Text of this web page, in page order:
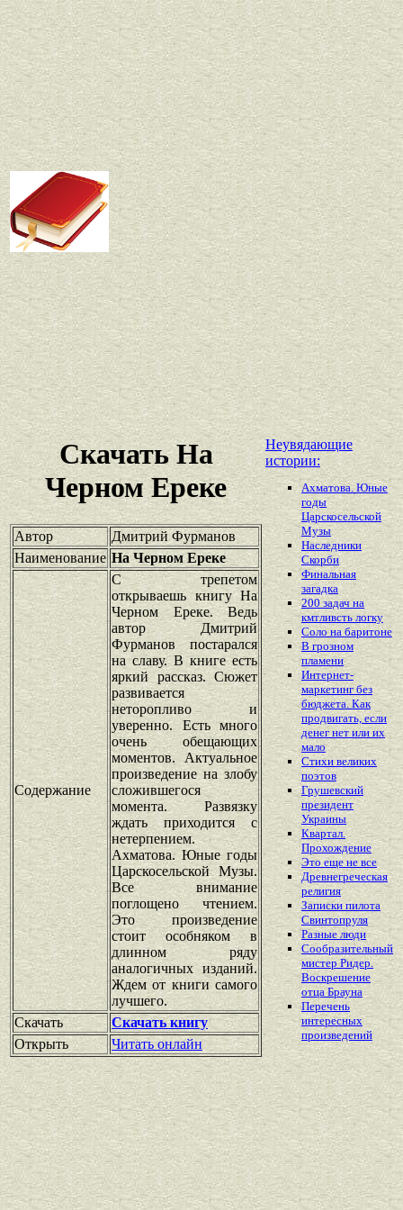
Скачать На
Черном Ереке
Автор
Дмитрий Фурманов
Наименование На Черном Ереке
Содержание
С трепетом
открываешь книгу На
Черном Ереке. Ведь
автор Дмитрий
Фурманов постарался
на славу. В книге есть
яркий рассказ. Сюжет
развивается
неторопливо и
уверенно. Есть много
очень обещающих
моментов. Актуальное
произведение на злобу
сложившегося
момента. Развязку
ждать приходится с
нетерпением.
Ахматова. Юные годы
Царскосельской Музы.
Все внимание
поглощено чтением.
Это произведение
стоит особняком в
длинном ряду
аналогичных изданий.
Ждем от книги самого
лучшего.
Скачать
Скачать книгу
Открыть
Читать онлайн
Неувядающие
истории:
Ахматова. Юные
годы
Царскосельской
Музы
Наследники
Скорби
Финальная
загадка
200 задач на
кмтливсть логку
Соло на баритоне
В грозном
пламени
Интернет-
маркетинг без
бюджета. Как
продвигать, если
денег нет или их
мало
Стихи великих
поэтов
Грушевский
президент
Украины
Квартал.
Прохождение
Это еще не все
Древнегреческая
религия
Записки пилота
Свинтопруля
Разные люди
Сообразительный
мистер Ридер.
Воскрешение
отца Брауна
Перечень
интересных
произведений